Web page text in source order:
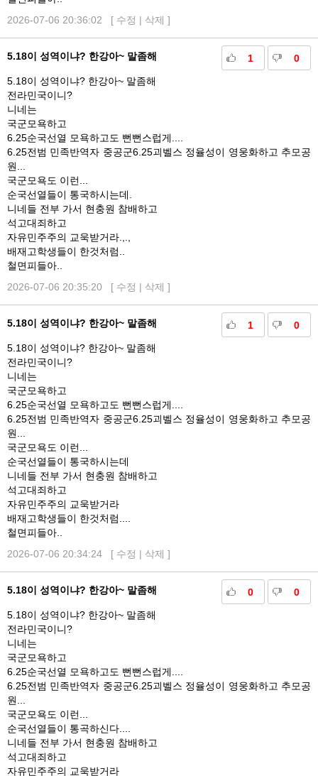
2026-07-06 20:36:02 [ 수정 | 삭제 ]
1 0
5.18이 성역이냐? 한강아~ 말좀해
5.18이 성역이냐? 한강아~ 말좀해
전라민국이니?
니네는
국군모욕하고
6.25순국선열 모욕하고도 뻔뻔스럽게....
6.25전범 민족반역자 중공군6.25괴벨스 정율성이 영웅화하고 추모공
원...
국군모욕도 이런...
순국선열들이 통국하시는데.
니네들 전부 가서 현충원 참배하고
석고대죄하고
자유민주주의 교욱받거라.,.,
배재고학생들이 한것처럼..
철면피들아..
2026-07-06 20:35:20 [ 수정 | 삭제 ]
1 0
5.18이 성역이냐? 한강아~ 말좀해
5.18이 성역이냐? 한강아~ 말좀해
전라민국이니?
니네는
국군모욕하고
6.25순국선열 모욕하고도 뻔뻔스럽게....
6.25전범 민족반역자 중공군6.25괴벨스 정율성이 영웅화하고 추모공
원...
국군모욕도 이런...
순국선열들이 통국하시는데
니네들 전부 가서 현충원 참배하고
석고대죄하고
자유민주주의 교욱받거라
배재고학생들이 한것처럼....
철면피들아..
2026-07-06 20:34:24 [ 수정 | 삭제 ]
0 0
5.18이 성역이냐? 한강아~ 말좀해
5.18이 성역이냐? 한강아~ 말좀해
전라민국이니?
니네는
국군모욕하고
6.25순국선열 모욕하고도 뻔뻔스럽게....
6.25전범 민족반역자 중공군6.25괴벨스 정율성이 영웅화하고 추모공
원...
국군모욕도 이런...
순국선열들이 통곡하신다....
니네들 전부 가서 현충원 참배하고
석고대죄하고
자유민주주의 교욱받거라